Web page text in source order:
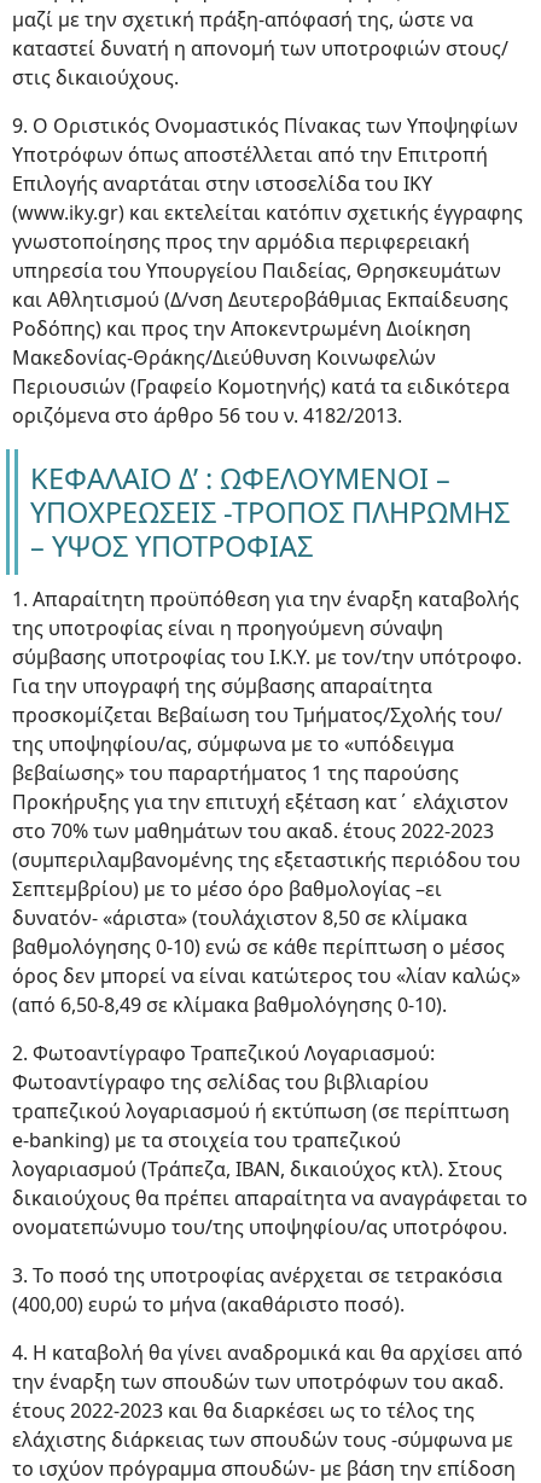
μαζί με την σχετική πράξη-απόφασή της, ώστε να
καταστεί δυνατή η απονομή των υποτροφιών στους/
στις δικαιούχους.
9. Ο Οριστικός Ονομαστικός Πίνακας των Υποψηφίων
Υποτρόφων όπως αποστέλλεται από την Επιτροπή
Επιλογής αναρτάται στην ιστοσελίδα του ΙΚΥ
(www.iky.gr) και εκτελείται κατόπιν σχετικής έγγραφης
γνωστοποίησης προς την αρμόδια περιφερειακή
υπηρεσία του Υπουργείου Παιδείας, Θρησκευμάτων
και Αθλητισμού (Δ/νση Δευτεροβάθμιας Εκπαίδευσης
Ροδόπης) και προς την Αποκεντρωμένη Διοίκηση
Μακεδονίας-Θράκης/Διεύθυνση Κοινωφελών
Περιουσιών (Γραφείο Κομοτηνής) κατά τα ειδικότερα
οριζόμενα στο άρθρο 56 του ν. 4182/2013.
ΚΕΦΑΛΑΙΟ Δ’ : ΩΦΕΛΟΥΜΕΝΟΙ –
ΥΠΟΧΡΕΩΣΕΙΣ -ΤΡΟΠΟΣ ΠΛΗΡΩΜΗΣ
– ΥΨΟΣ ΥΠΟΤΡΟΦΙΑΣ
1. Απαραίτητη προϋπόθεση για την έναρξη καταβολής
της υποτροφίας είναι η προηγούμενη σύναψη
σύμβασης υποτροφίας του Ι.Κ.Υ. με τον/την υπότροφο.
Για την υπογραφή της σύμβασης απαραίτητα
προσκομίζεται Βεβαίωση του Τμήματος/Σχολής του/
της υποψηφίου/ας, σύμφωνα με το «υπόδειγμα
βεβαίωσης» του παραρτήματος 1 της παρούσης
Προκήρυξης για την επιτυχή εξέταση κατ΄ ελάχιστον
στο 70% των μαθημάτων του ακαδ. έτους 2022-2023
(συμπεριλαμβανομένης της εξεταστικής περιόδου του
Σεπτεμβρίου) με το μέσο όρο βαθμολογίας –ει
δυνατόν- «άριστα» (τουλάχιστον 8,50 σε κλίμακα
βαθμολόγησης 0-10) ενώ σε κάθε περίπτωση ο μέσος
όρος δεν μπορεί να είναι κατώτερος του «λίαν καλώς»
(από 6,50-8,49 σε κλίμακα βαθμολόγησης 0-10).
2. Φωτοαντίγραφο Τραπεζικού Λογαριασμού:
Φωτοαντίγραφο της σελίδας του βιβλιαρίου
τραπεζικού λογαριασμού ή εκτύπωση (σε περίπτωση
e-banking) με τα στοιχεία του τραπεζικού
λογαριασμού (Τράπεζα, IBAN, δικαιούχος κτλ). Στους
δικαιούχους θα πρέπει απαραίτητα να αναγράφεται το
ονοματεπώνυμο του/της υποψηφίου/ας υποτρόφου.
3. Το ποσό της υποτροφίας ανέρχεται σε τετρακόσια
(400,00) ευρώ το μήνα (ακαθάριστο ποσό).
4. Η καταβολή θα γίνει αναδρομικά και θα αρχίσει από
την έναρξη των σπουδών των υποτρόφων του ακαδ.
έτους 2022-2023 και θα διαρκέσει ως το τέλος της
ελάχιστης διάρκειας των σπουδών τους -σύμφωνα με
το ισχύον πρόγραμμα σπουδών- με βάση την επίδοση